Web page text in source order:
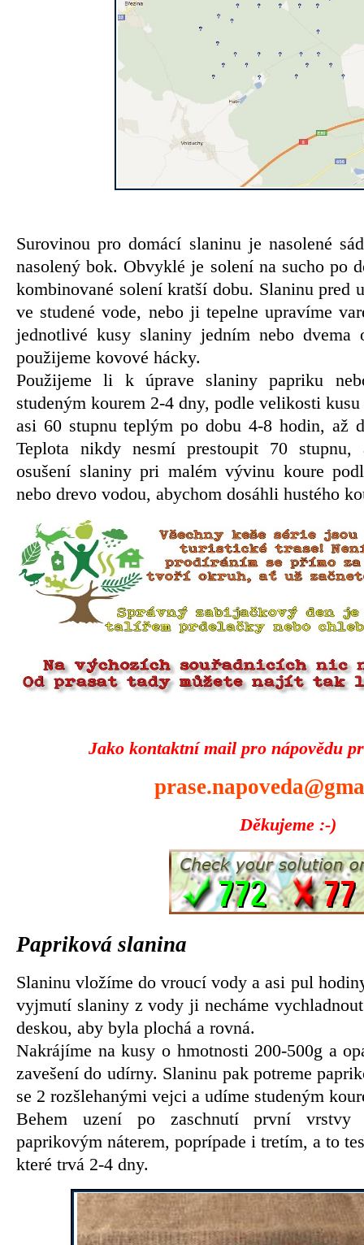
Surovinou pro domácí slaninu je nasolené
nasolený bok. Obvyklé je solení na sucho po
kombinované solení kratší dobu. Slaninu pred
ve studené vode, nebo ji tepelne upravíme
jednotlivé kusy slaniny jedním nebo dvema
použijeme kovové hácky.
Použijeme li k úprave slaniny papriku
studeným kourem 2-4 dny, podle velikosti
asi 60 stupnu teplým po dobu 4-8 hodin, až
Teplota nikdy nesmí prestoupit 70 stupnu,
osušení slaniny pri malém vývinu koure
nebo drevo vodou, abychom dosáhli hustého
Jako kontaktní mail pro nápovědu
Děkujeme :-)
Papriková slanina
Slaninu vložíme do vroucí vody a asi pul
vyjmutí slaniny z vody ji necháme
deskou, aby byla plochá a rovná.
Nakrájíme na kusy o hmotnosti 200-500g a
zavešení do udírny. Slaninu pak potreme
se 2 rozšlehanými vejci a udíme studeným
Behem uzení po zaschnutí první vrstvy
paprikovým náterem, poprípade i tretím, a to
které trvá 2-4 dny.